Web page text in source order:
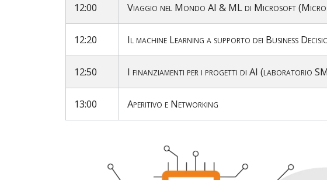
12:00 Viaggio nel Mondo AI & ML di Microsoft
12:20 Il machine Learning a supporto dei Business
12:50 I finanziamenti per i progetti di AI (laboratorio
13:00 Aperitivo e Networking